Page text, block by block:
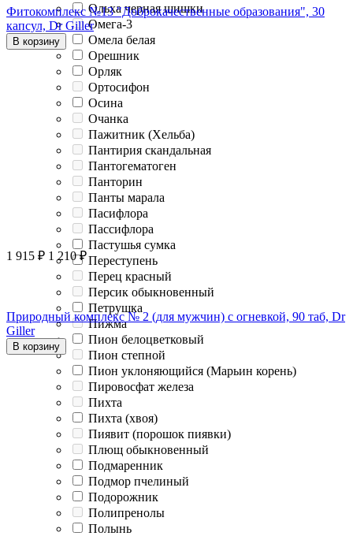
Ольха черная шишки
Омега-3
Омела белая
Орешник
Орляк
Ортосифон
Осина
Очанка
Пажитник (Хельба)
Пантирия скандальная
Пантогематоген
Панторин
Панты марала
Пасифлора
Пассифлора
Пастушья сумка
Переступень
Перец красный
Персик обыкновенный
Петрушка
Пижма
Пион белоцветковый
Пион степной
Пион уклоняющийся (Марьин корень)
Пировосфат железа
Пихта
Пихта (хвоя)
Пиявит (порошок пиявки)
Плющ обыкновенный
Подмаренник
Подмор пчелиный
Подорожник
Полипренолы
Полынь
Фитокомплекс №13 "Доброкачественные образования", 30
капсул, Dr Giller
В корзину
1 915 ₽ 1 210 ₽
Природный комплекс № 2 (для мужчин) с огневкой, 90 таб, Dr
Giller
В корзину